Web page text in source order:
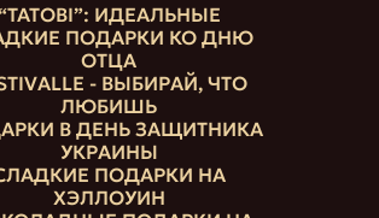
ИДЕАЛЬНЫЕ
ПОДАРКИ КО ДНЮ
ОТЦА
- ВЫБИРАЙ, ЧТО
ЛЮБИШЬ
В ДЕНЬ ЗАЩИТНИКА
УКРАИНЫ
ПОДАРКИ НА
ХЭЛЛОУИН